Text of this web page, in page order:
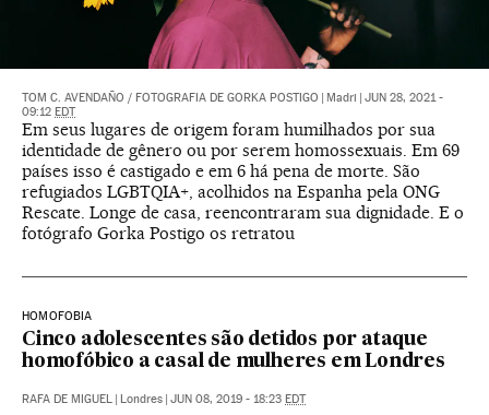
TOM C. AVENDAÑO / FOTOGRAFIA DE GORKA POSTIGO Madri
JUN 28, 2021 -
09:12 EDT
Em seus lugares de origem foram humilhados por sua
identidade de gênero ou por serem homossexuais. Em 69
países isso é castigado e em 6 há pena de morte. São
refugiados LGBTQIA+, acolhidos na Espanha pela ONG
Rescate. Longe de casa, reencontraram sua dignidade. E o
fotógrafo Gorka Postigo os retratou
HOMOFOBIA
Cinco adolescentes são detidos por ataque
homofóbico a casal de mulheres em Londres
RAFA DE MIGUEL Londres JUN 08, 2019 - 18:23 EDT